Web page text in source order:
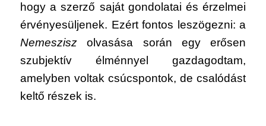
hogy a szerző saját gondolatai és érzelmei
érvényesüljenek. Ezért fontos leszögezni: a
Nemeszisz olvasása során egy erősen
szubjektív élménnyel gazdagodtam,
amelyben voltak csúcspontok, de csalódást
keltő részek is.